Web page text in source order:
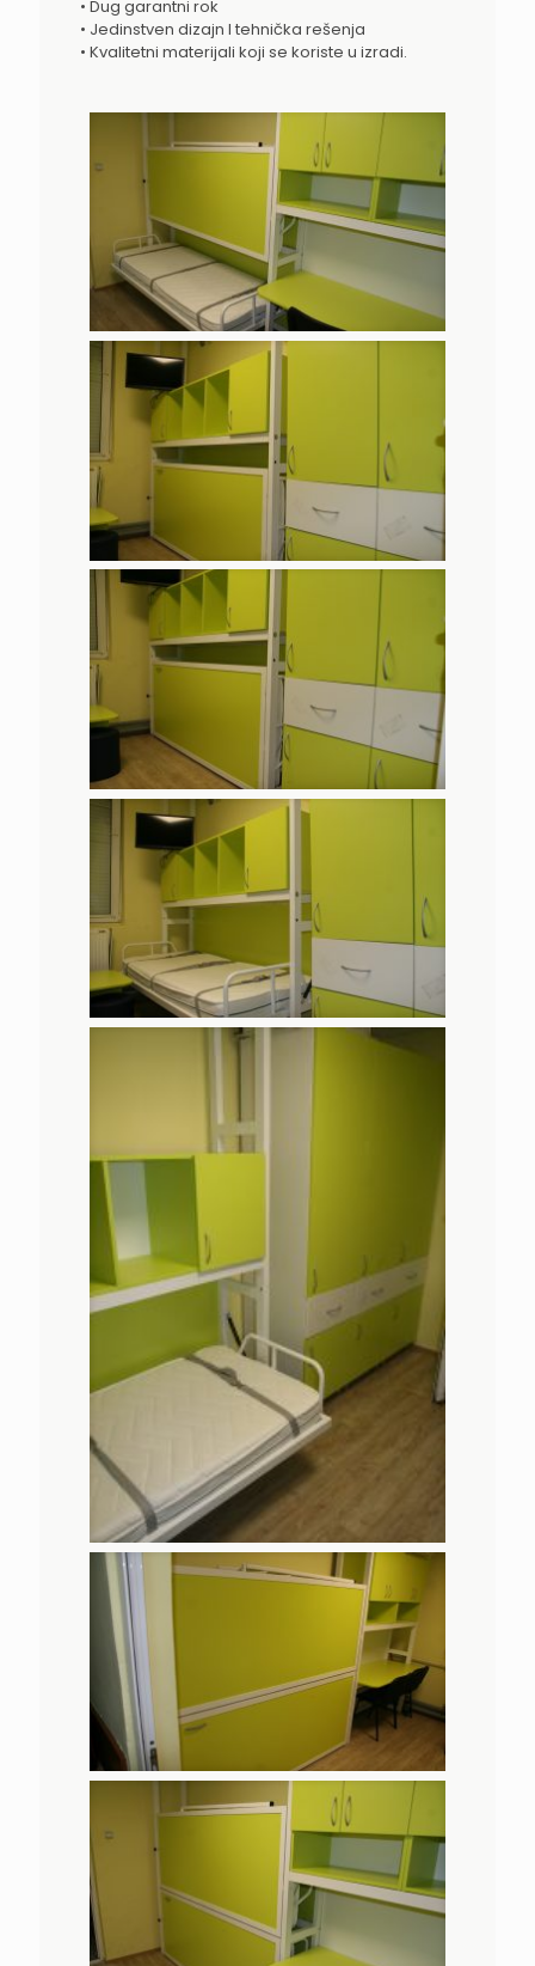
• Dug garantni rok
• Jedinstven dizajn I tehnička rešenja
• Kvalitetni materijali koji se koriste u izradi.